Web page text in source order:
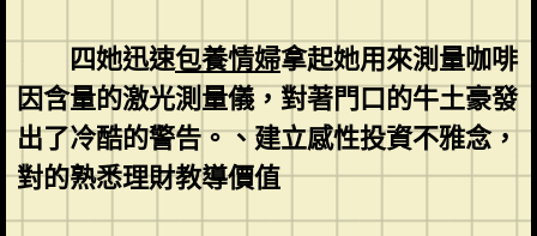
四她迅速包養情婦拿起她用來測量咖啡
因含量的激光測量儀，對著門口的牛土豪發
出了冷酷的警告。、建立感性投資不雅念，
對的熟悉理財教導價值